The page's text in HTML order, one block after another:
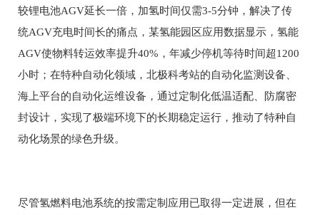
较锂电池AGV延长一倍，加氢时间仅需3-5分钟，解决了传
统AGV充电时间长的痛点，某氢能园区应用数据显示，氢能
AGV使物料转运效率提升40%，年减少停机等待时间超1200
小时；在特种自动化领域，北极科考站的自动化监测设备、
海上平台的自动化运维设备，通过定制化低温适配、防腐密
封设计，实现了极端环境下的长期稳定运行，推动了特种自
动化场景的绿色升级。
尽管氢燃料电池系统的按需定制应用已取得一定进展，但在